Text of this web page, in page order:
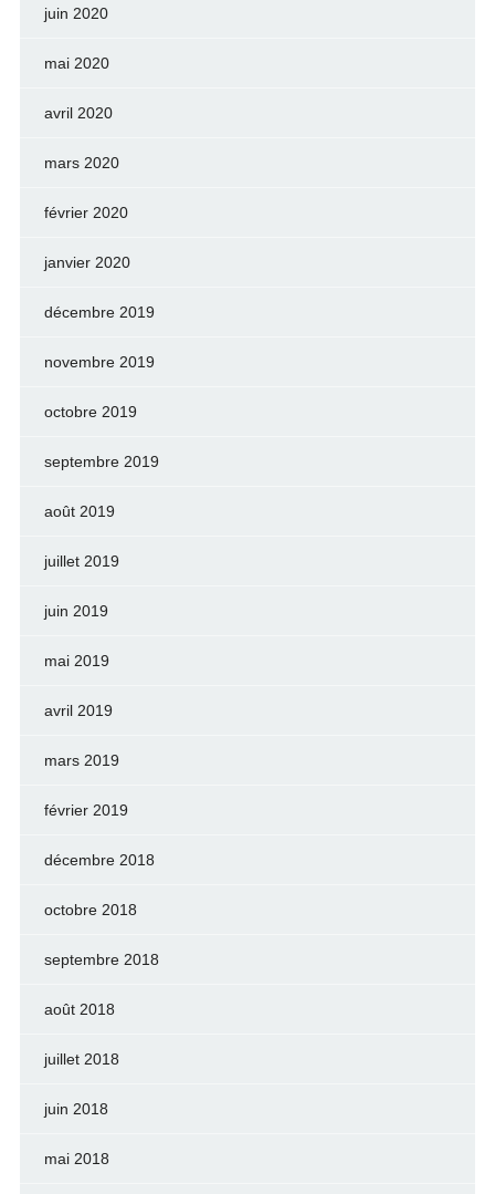
juin 2020
mai 2020
avril 2020
mars 2020
février 2020
janvier 2020
décembre 2019
novembre 2019
octobre 2019
septembre 2019
août 2019
juillet 2019
juin 2019
mai 2019
avril 2019
mars 2019
février 2019
décembre 2018
octobre 2018
septembre 2018
août 2018
juillet 2018
juin 2018
mai 2018